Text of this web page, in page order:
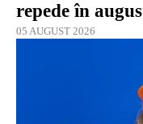
repede în
05 AUGUST 2026